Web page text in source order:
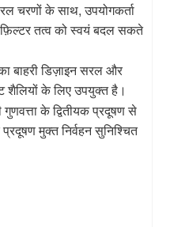
चरणों के साथ, उपयोगकर्ता
फ़िल्टर तत्व को स्वयं बदल सकते
बाहरी डिज़ाइन सरल और
शैलियों के लिए उपयुक्त है।
के द्वितीयक प्रदूषण से
मुक्त निर्वहन सुनिश्चित